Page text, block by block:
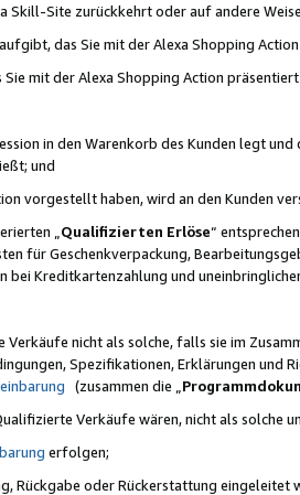
Skill-Site zurückkehrt oder auf andere
das Sie mit der Alexa Shopping Action
mit der Alexa Shopping Action
in den Warenkorb des Kunden legt
und
vorgestellt haben, wird an den Kunden
„ Qualifizierten Erlöse“
für Geschenkverpackung,
bei Kreditkartenzahlung und
nicht als solche, falls sie im
Spezifikationen, Erklärungen
(zusammen die „
Verkäufe wären, nicht als solche
erfolgen;
Rückgabe oder Rückerstattung eingeleitet